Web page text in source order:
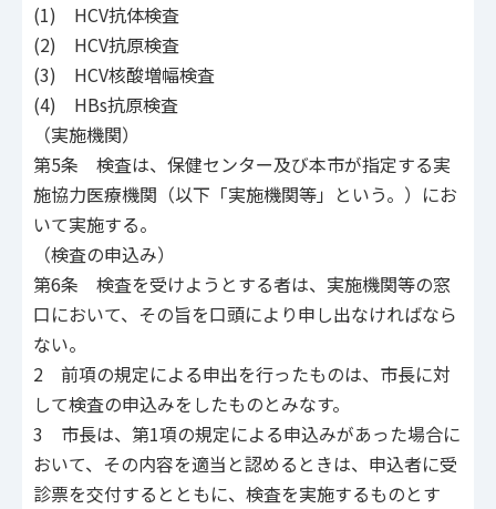
(1) HCV抗体検査
(2) HCV抗原検査
(3) HCV核酸増幅検査
(4) HBs抗原検査
（実施機関）
第5条 検査は、保健センター及び本市が指定する実
施協力医療機関（以下「実施機関等」という。）にお
いて実施する。
（検査の申込み）
第6条 検査を受けようとする者は、実施機関等の窓
口において、その旨を口頭により申し出なければなら
ない。
2 前項の規定による申出を行ったものは、市長に対
して検査の申込みをしたものとみなす。
3 市長は、第1項の規定による申込みがあった場合に
おいて、その内容を適当と認めるときは、申込者に受
診票を交付するとともに、検査を実施するものとす